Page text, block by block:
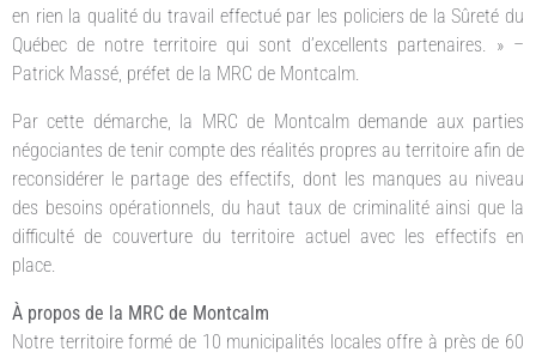
en rien la qualité du travail effectué par les policiers de la Sûreté du
Québec de notre territoire qui sont d’excellents partenaires. » –
Patrick Massé, préfet de la MRC de Montcalm.
Par cette démarche, la MRC de Montcalm demande aux parties
négociantes de tenir compte des réalités propres au territoire afin de
reconsidérer le partage des effectifs, dont les manques au niveau
des besoins opérationnels, du haut taux de criminalité ainsi que la
difficulté de couverture du territoire actuel avec les effectifs en
place.
À propos de la MRC de Montcalm
Notre territoire formé de 10 municipalités locales offre à près de 60